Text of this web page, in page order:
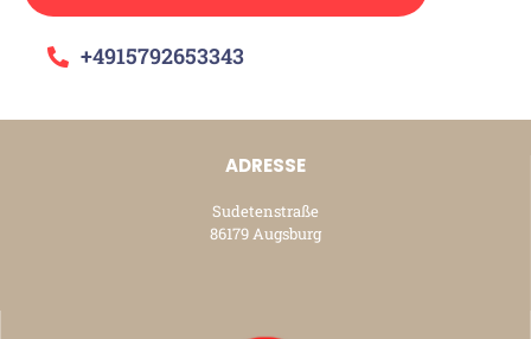
+4915792653343
ADRESSE
Sudetenstraße
86179 Augsburg